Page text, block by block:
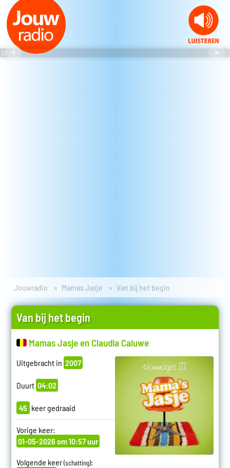
Jouwradio Mamas Jasje Van bij het begin
Van bij het begin
Mamas Jasje en Claudia Caluwe
Uitgebracht in 2007
Duurt 04:02
45 keer gedraaid
Vorige keer:
01-05-2026 om 10:57 uur
Volgende keer(schatting):